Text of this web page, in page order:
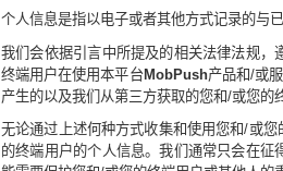
个人信息是指以电子或者其他方式记录的与
我们会依据引言中所提及的相关法律法规
终端用户在使用本平台MobPush产品和/或
产生的以及我们从第三方获取的您和/或您的
无论通过上述何种方式收集和使用您和/或您
的终端用户的个人信息。我们通常只会在征